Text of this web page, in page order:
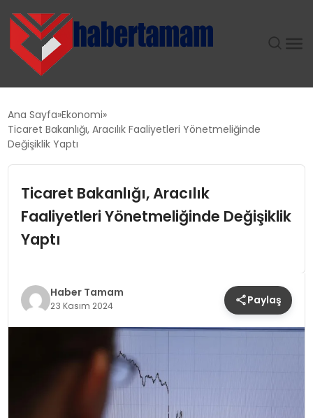
TEKNOLOJI
SAĞLIK
EKONOMI
MAGAZIN
SIYASET
Ana Sayfa Ekonomi
Ticaret Bakanlığı, Aracılık Faaliyetleri Yönetmeliğinde
Değişiklik Yaptı
Ticaret Bakanlığı, Aracılık
Faaliyetleri Yönetmeliğinde Değişiklik
Yaptı
Haber Tamam
23 Kasım 2024 Paylaş